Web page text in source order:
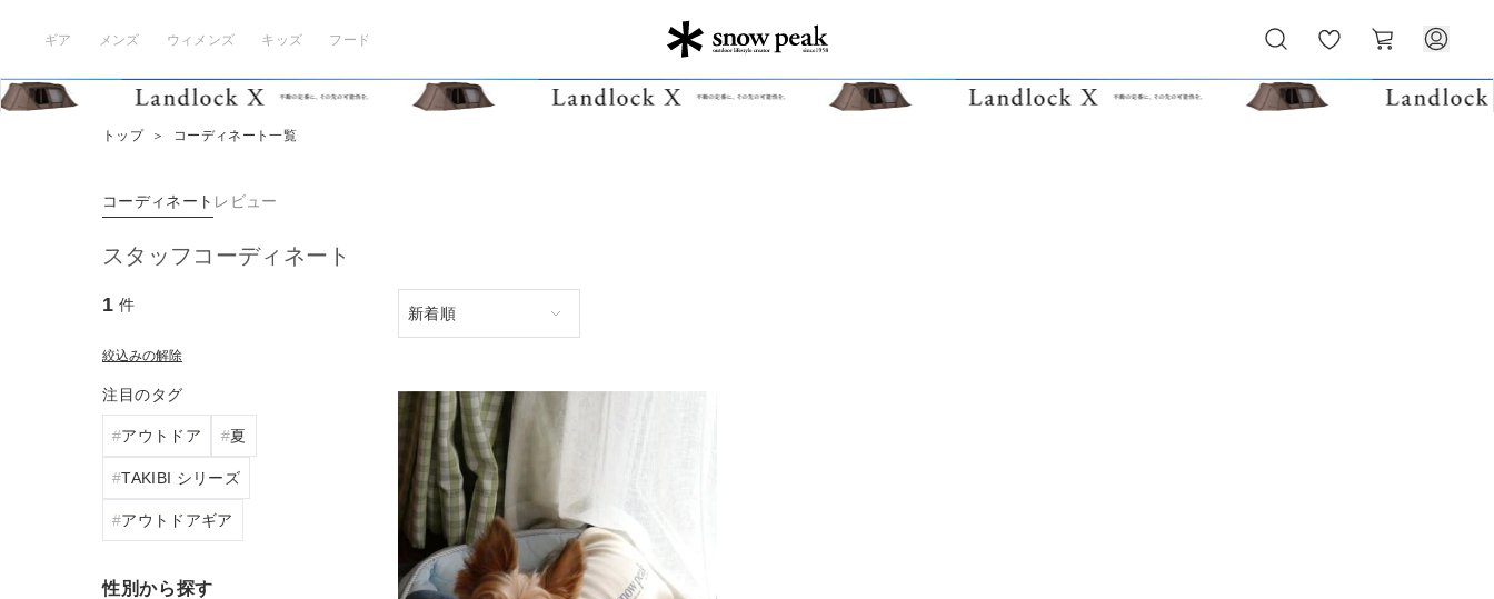
ギア メンズ ウィメンズ キッズ フード
気
に
ー
ト
トップ ＞ コーディネート一覧
コーディネート レビュー
スタッフコーディネート
1 件
絞込みの解除
注目のタグ
アウトドア 夏
TAKIBI シリーズ
アウトドアギア
性別から探す